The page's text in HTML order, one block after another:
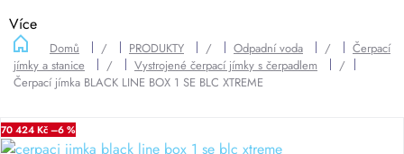
Více
Domů / PRODUKTY / Odpadní voda /
Čerpací
jímky a stanice
/ Vystrojené čerpací jímky s čerpadlem
/
Čerpací jímka BLACK LINE BOX 1 SE BLC XTREME
70 424 Kč–6 %